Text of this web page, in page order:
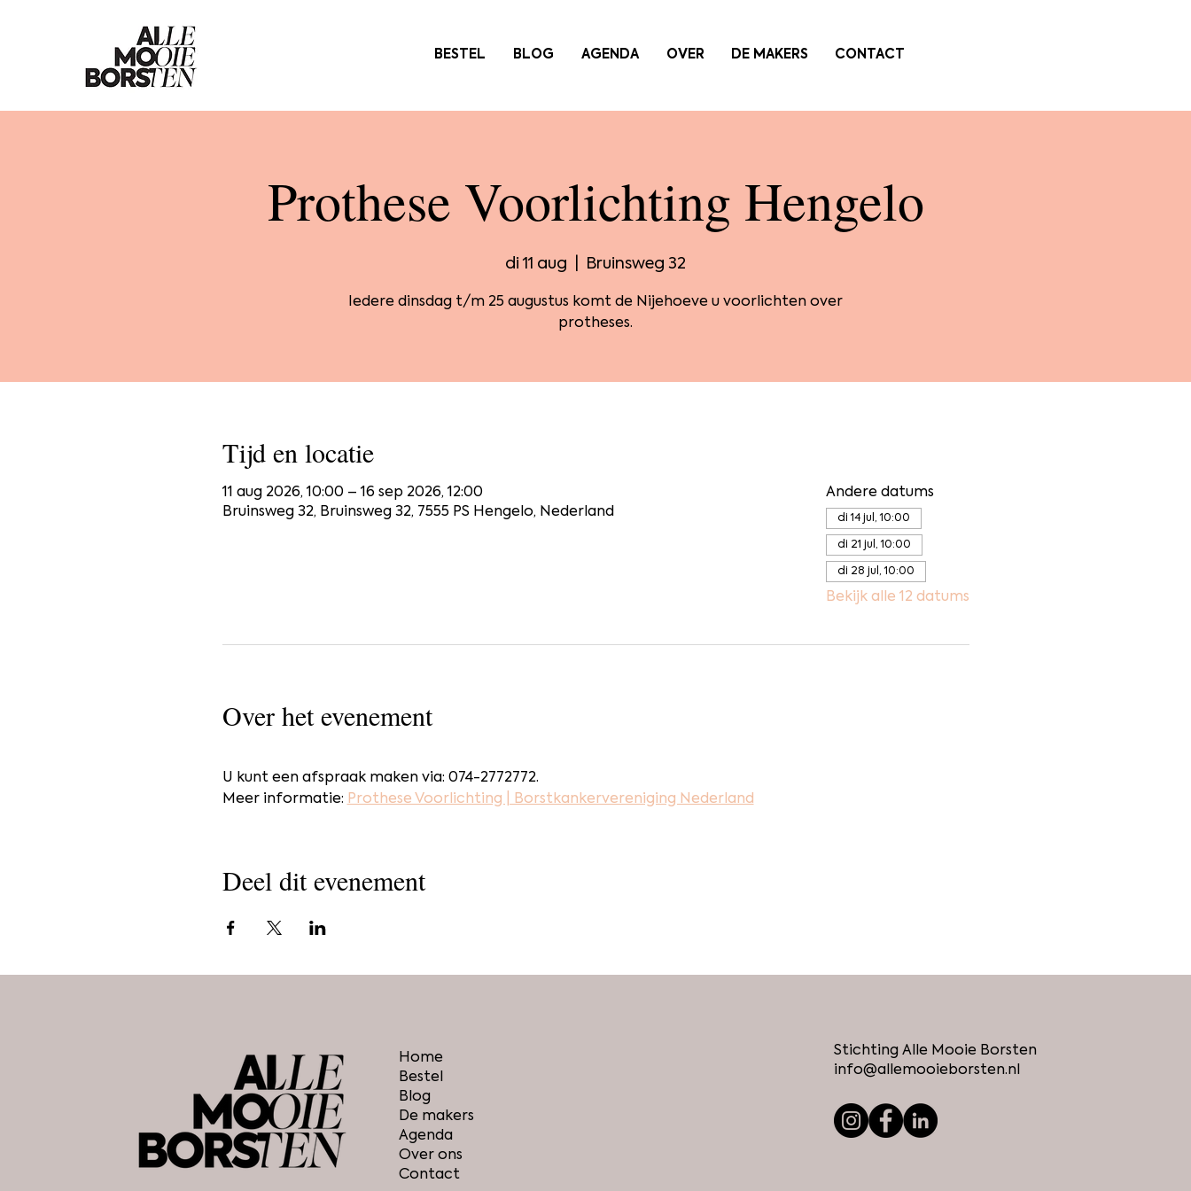
BESTEL BLOG AGENDA OVER DE MAKERS CONTACT
Prothese Voorlichting Hengelo
di 11 aug Bruinsweg 32
Iedere dinsdag t/m 25 augustus komt de Nijehoeve u voorlichten over
protheses.
Tijd en locatie
11 aug 2026, 10:00 – 16 sep 2026, 12:00
Bruinsweg 32, Bruinsweg 32, 7555 PS Hengelo, Nederland
Andere datums
di 14 jul, 10:00
di 21 jul, 10:00
di 28 jul, 10:00
Bekijk alle 12 datums
Over het evenement
U kunt een afspraak maken via: 074-2772772.
Meer informatie: Prothese Voorlichting | Borstkankervereniging Nederland
Deel dit evenement
Home
Bestel
Blog
De makers
Agenda
Over ons
Contact
Stichting Alle Mooie Borsten
info@allemooieborsten.nl